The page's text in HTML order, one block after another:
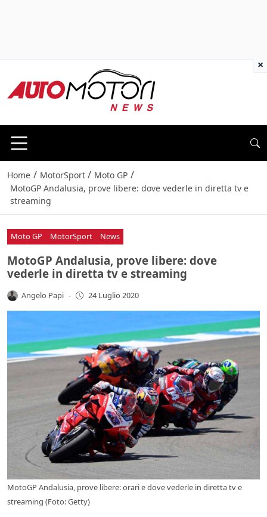
Home / MotorSport / Moto GP /
MotoGP Andalusia, prove libere: dove vederle in diretta tv e
streaming
Moto GP MotorSport News
MotoGP Andalusia, prove libere: dove
vederle in diretta tv e streaming
Angelo Papi - 24 Luglio 2020
MotoGP Andalusia, prove libere: orari e dove vederle in diretta tv e
streaming (Foto: Getty)
×